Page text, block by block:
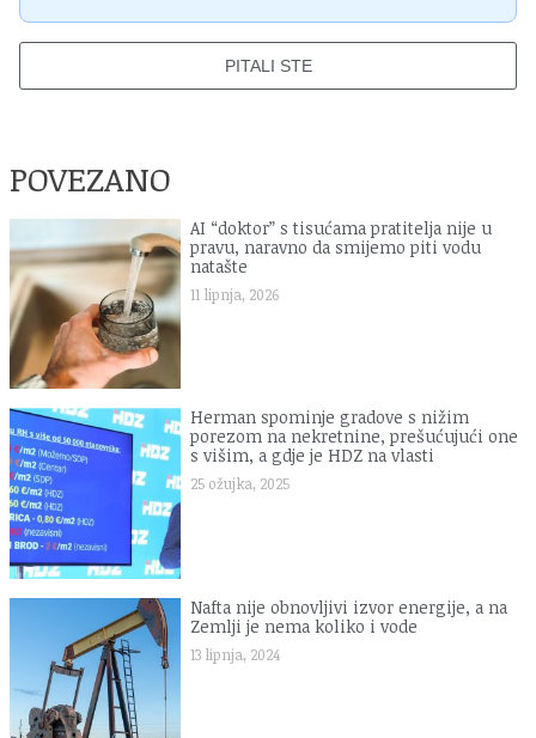
PITALI STE
POVEZANO
AI “doktor” s tisućama pratitelja nije u
pravu, naravno da smijemo piti vodu
natašte
11 lipnja, 2026
Herman spominje gradove s nižim
porezom na nekretnine, prešućujući one
s višim, a gdje je HDZ na vlasti
25 ožujka, 2025
Nafta nije obnovljivi izvor energije, a na
Zemlji je nema koliko i vode
13 lipnja, 2024